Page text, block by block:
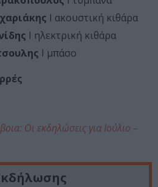
Ι ακουστική κιθάρα
Ι ηλεκτρική κιθάρα
Ι μπάσο
Οι εκδηλώσεις για Ιούλιο –